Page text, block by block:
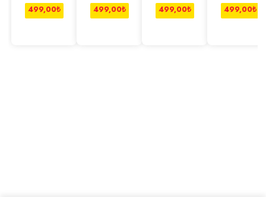
499,00₺
499,00₺
499,00₺
499,00₺